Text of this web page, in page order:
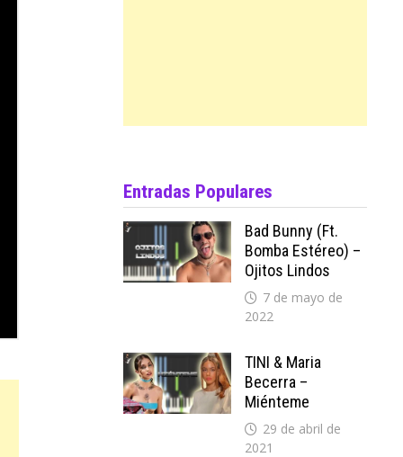
Entradas Populares
Bad Bunny (ft.
Bomba Estéreo) –
Ojitos Lindos
7 de mayo de
2022
TINI & Maria
Becerra –
Miénteme
29 de abril de
2021